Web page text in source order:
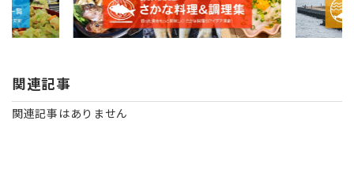
関連記事
関連記事はありません